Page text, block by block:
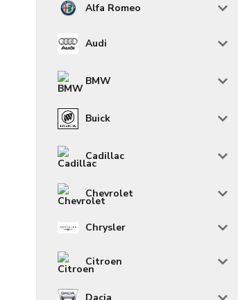
Alfa Romeo
Audi
BMW
Buick
Cadillac
Chevrolet
Chrysler
Citroen